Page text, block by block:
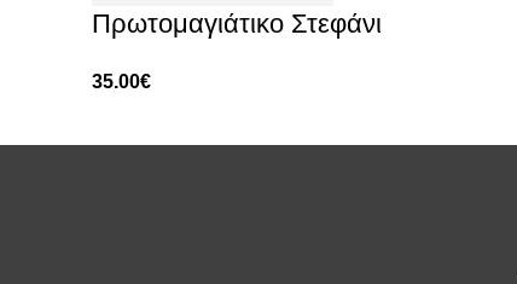
Πρωτομαγιάτικο Στεφάνι
35.00€